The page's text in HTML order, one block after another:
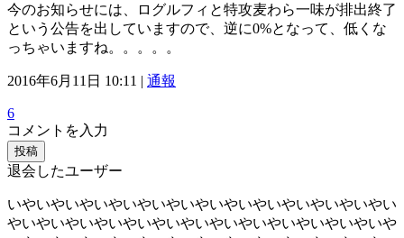
今のお知らせには、ログルフィと特攻麦わら一味が排出終了
という公告を出していますので、逆に0%となって、低くな
っちゃいますね。。。。。
2016年6月11日 10:11 | 通報
6
コメントを入力
投稿
退会したユーザー
いやいやいやいやいやいやいやいやいやいやいやいやいやい
やいやいやいやいやいやいやいやいやいやいやいやいやいや